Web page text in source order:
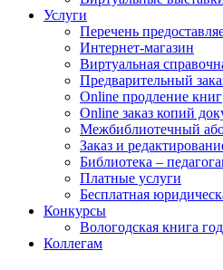
Услуги
Перечень
Интернет-магазин
Виртуальная
Предварительный
Online продление книг
Online заказ копий
Межбиблиотечный
Заказ и
Библиотека –
Платные услуги
Бесплатная
Конкурсы
Вологодская книга
Коллегам